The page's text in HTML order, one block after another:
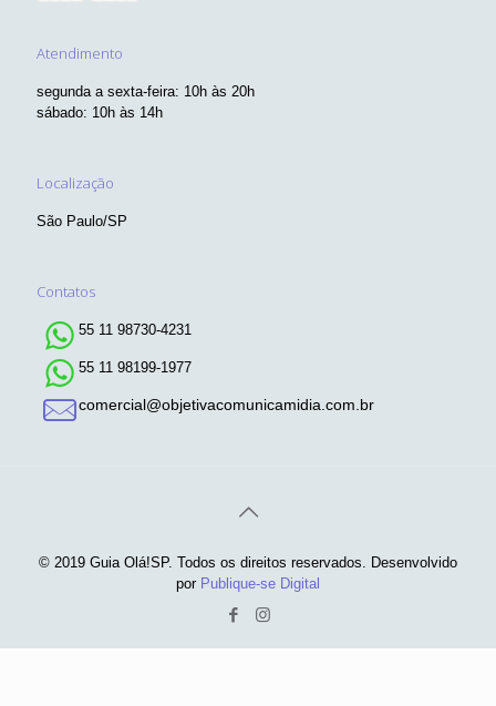
Atendimento
segunda a sexta-feira: 10h às 20h
sábado: 10h às 14h
Localização
São Paulo/SP
Contatos
55 11 98730-4231
55 11 98199-1977
comercial@objetivacomunicamidia.com.br
© 2019 Guia Olá!SP. Todos os direitos reservados. Desenvolvido
por Publique-se Digital